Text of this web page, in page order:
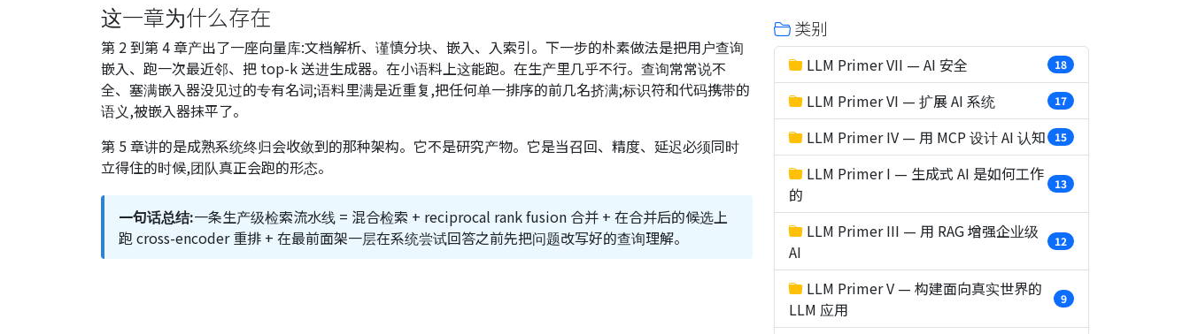
这一章为什么存在
第 2 到第 4 章产出了一座向量库:文档解析、谨慎分块、嵌入、入索引。下一步的朴素做法是把用户查询
嵌入、跑一次最近邻、把 top-k 送进生成器。在小语料上这能跑。在生产里几乎不行。查询常常说不
全、塞满嵌入器没见过的专有名词;语料里满是近重复,把任何单一排序的前几名挤满;标识符和代码携带的
语义,被嵌入器抹平了。
第 5 章讲的是成熟系统终归会收敛到的那种架构。它不是研究产物。它是当召回、精度、延迟必须同时
立得住的时候,团队真正会跑的形态。
一句话总结:一条生产级检索流水线 = 混合检索 + reciprocal rank fusion 合并 + 在合并后的候选上
跑 cross-encoder 重排 + 在最前面架一层在系统尝试回答之前先把问题改写好的查询理解。
类别
LLM Primer VII — AI 安全 18
LLM Primer VI — 扩展 AI 系统 17
LLM Primer IV — 用 MCP 设计 AI 认知 15
LLM Primer I — 生成式 AI 是如何工作
的
13
LLM Primer III — 用 RAG 增强企业级
AI
12
LLM Primer V — 构建面向真实世界的
LLM 应用
9